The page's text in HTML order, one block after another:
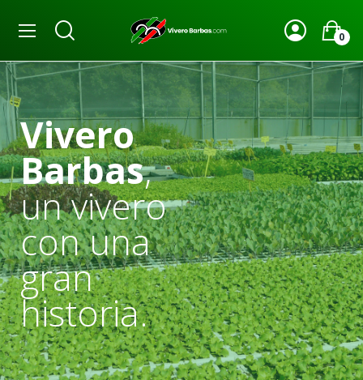
0
Vivero
Barbas,
un vivero
con una
gran
historia.